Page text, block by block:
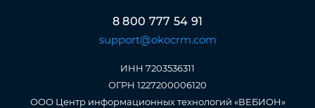
8 800 777 54 91
support@okocrm.com
ИНН 7203536311
ОГРН 1227200006120
ООО Центр информационных технологий «ВЕБИОН»